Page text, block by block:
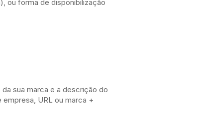
ou forma de disponibilização
sua marca e a descrição do
URL ou marca +